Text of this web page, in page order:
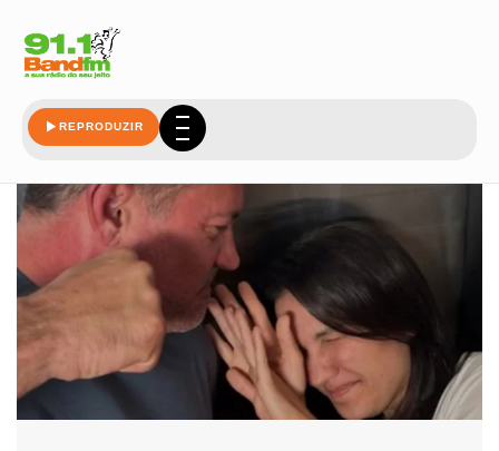
REPRODUZIR